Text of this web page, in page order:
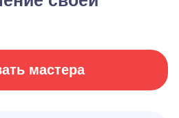
мастера